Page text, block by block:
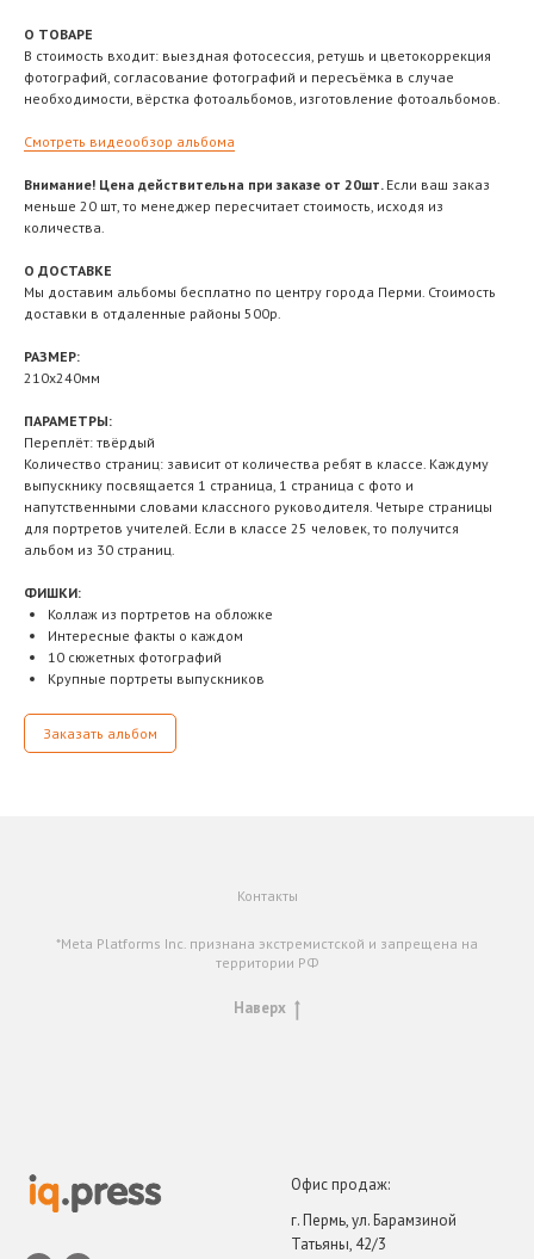
О ТОВАРЕ
В стоимость входит: выездная фотосессия, ретушь и цветокоррекция
фотографий, согласование фотографий и пересъёмка в случае
необходимости, вёрстка фотоальбомов, изготовление фотоальбомов.
Смотреть видеообзор альбома
Внимание! Цена действительна при заказе от 20шт. Если ваш заказ
меньше 20 шт, то менеджер пересчитает стоимость, исходя из
количества.
О ДОСТАВКЕ
Мы доставим альбомы бесплатно по центру города Перми. Стоимость
доставки в отдаленные районы 500р.
РАЗМЕР:
210х240мм
ПАРАМЕТРЫ:
Переплёт: твёрдый
Количество страниц: зависит от количества ребят в классе. Каждуму
выпускнику посвящается 1 страница, 1 страница с фото и
напутственными словами классного руководителя. Четыре страницы
для портретов учителей. Если в классе 25 человек, то получится
альбом из 30 страниц.
ФИШКИ:
Коллаж из портретов на обложке
Интересные факты о каждом
10 сюжетных фотографий
Крупные портреты выпускников
Заказать альбом
Контакты
*Meta Platforms Inc. признана экстремистской и запрещена на
территории РФ
Наверх
Офис продаж:
г. Пермь, ул. Барамзиной
Татьяны, 42/3